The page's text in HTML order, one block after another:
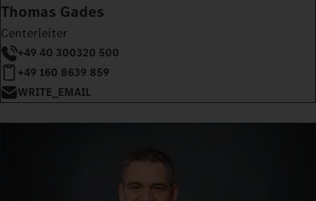
Thomas Gades
Centerleiter
+49 40 300320 500
+49 160 8639 859
WRITE_EMAIL